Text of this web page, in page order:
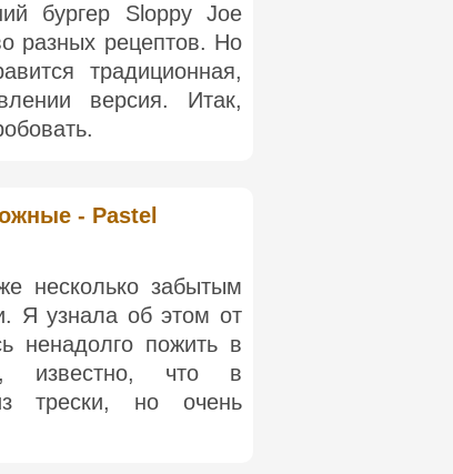
бургер Sloppy Joe
разных рецептов. Но
традиционная,
версия. Итак,
- Pastel
несколько забытым
Я узнала об этом от
ненадолго пожить в
известно, что в
трески, но очень